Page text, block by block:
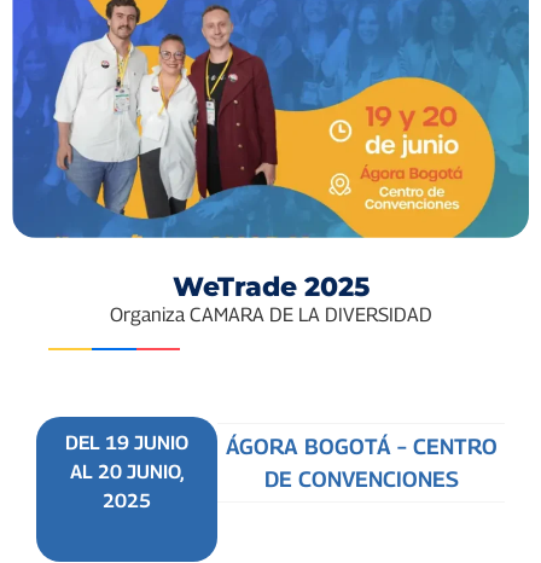
WeTrade 2025
Organiza CAMARA DE LA DIVERSIDAD
DEL 19 JUNIO
AL 20 JUNIO,
2025
ÁGORA BOGOTÁ – CENTRO
DE CONVENCIONES